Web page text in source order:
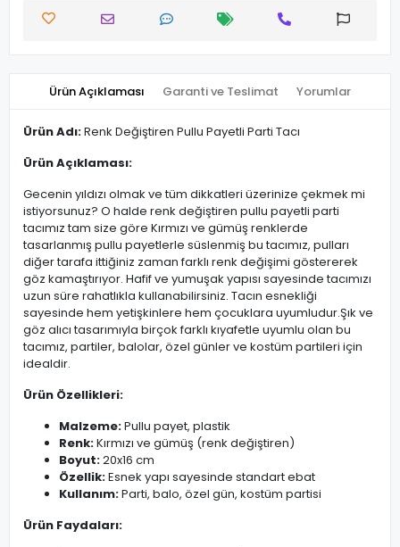
Ürün Açıklaması Garanti ve Teslimat Yorumlar
Ürün Adı:Renk Değiştiren Pullu Payetli Parti Tacı
Ürün Açıklaması:
Gecenin yıldızı olmak ve tüm dikkatleri üzerinize çekmek mi
istiyorsunuz? O halde renk değiştiren pullu payetli parti
tacımız tam size göre Kırmızı ve gümüş renklerde
tasarlanmış pullu payetlerle süslenmiş bu tacımız, pulları
diğer tarafa ittiğiniz zaman farklı renk değişimi göstererek
göz kamaştırıyor. Hafif ve yumuşak yapısı sayesinde tacımızı
uzun süre rahatlıkla kullanabilirsiniz. Tacın esnekliği
sayesinde hem yetişkinlere hem çocuklara uyumludur.Şık ve
göz alıcı tasarımıyla birçok farklı kıyafetle uyumlu olan bu
tacımız, partiler, balolar, özel günler ve kostüm partileri için
idealdir.
Ürün Özellikleri:
Malzeme:Pullu payet, plastik
Renk:Kırmızı ve gümüş (renk değiştiren)
Boyut:20x16 cm
Özellik:Esnek yapı sayesinde standart ebat
Kullanım:Parti, balo, özel gün, kostüm partisi
Ürün Faydaları: